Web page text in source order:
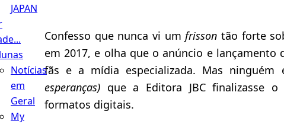
JAPAN
Notícias
em
Geral
My
Confesso que nunca vi um frisson tão forte
em 2017, e olha que o anúncio e lançamento
fãs e a mídia especializada. Mas ninguém
esperanças) que a Editora JBC finalizasse
formatos digitais.